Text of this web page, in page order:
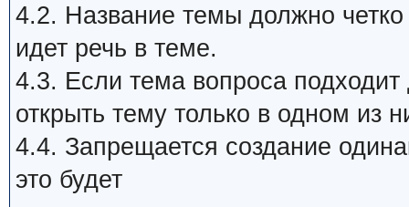
4.2. Название темы должно
идет речь в теме.
4.3. Если тема вопроса
открыть тему только в одном из
4.4. Запрещается создание
это будет